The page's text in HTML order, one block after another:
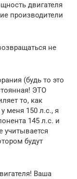
двигателя
производители
не
(будь то это
ЭТО
то, как
меня 150 л.с., я
145 л.с. и
учитывается
будут
Ваша